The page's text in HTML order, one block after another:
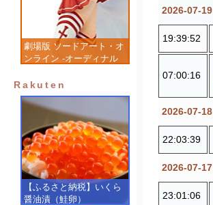
劇場版 ソードアート・オ
ンライン -オーディナル
成品フィギュア
Rakuten
【ふるさと納税】いくら
醤油漬（鮭卵）
2026-07-19
19:39:52
07:00:16
2026-07-18
22:03:39
2026-07-17
23:01:06